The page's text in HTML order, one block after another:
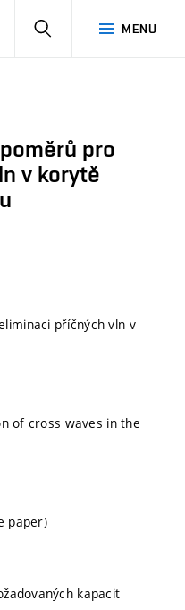
MENU
SEARCH
pro
v korytě
příčných vln v
of cross waves in the
paper)
kapacit